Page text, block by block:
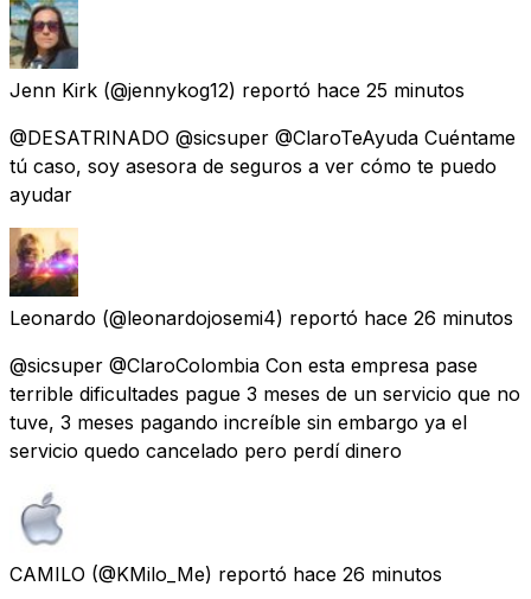
Jenn Kirk (@jennykog12) reportó hace 25 minutos
@DESATRINADO @sicsuper @ClaroTeAyuda Cuéntame
tú caso, soy asesora de seguros a ver cómo te puedo
ayudar
Leonardo (@leonardojosemi4) reportó hace 26 minutos
@sicsuper @ClaroColombia Con esta empresa pase
terrible dificultades pague 3 meses de un servicio que no
tuve, 3 meses pagando increíble sin embargo ya el
servicio quedo cancelado pero perdí dinero
CAMILO (@KMilo_Me) reportó hace 26 minutos